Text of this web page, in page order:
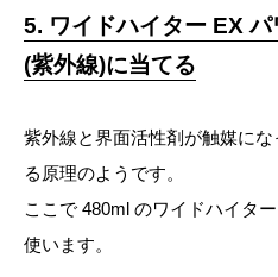
5. ワイドハイター EX
(紫外線)に当てる
紫外線と界面活性剤が触媒に
る原理のようです。
ここで 480ml のワイドハイタ
使います。